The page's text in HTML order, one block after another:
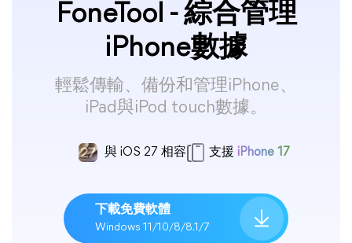
FoneTool - 綜合管理
iPhone數據
輕鬆傳輸、備份和管理iPhone、
iPad與iPod touch數據。
與 iOS 27 相容 支援 iPhone 17
下載免費軟體
Windows 11/10/8/8.1/7